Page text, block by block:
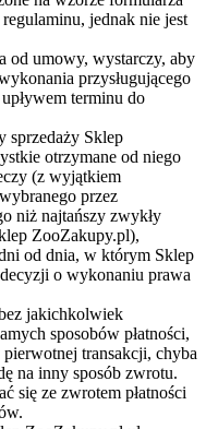
jednak nie jest
od umowy, wystarczy, aby
przysługującego
terminu do
sprzedaży Sklep
otrzymane od niego
(z wyjątkiem
przez
niż najtańszy zwykły
ZooZakupy.pl),
od dnia, w którym Sklep
o wykonaniu prawa
jakichkolwiek
sposobów płatności,
transakcji, chyba
na inny sposób zwrotu.
się ze zwrotem płatności